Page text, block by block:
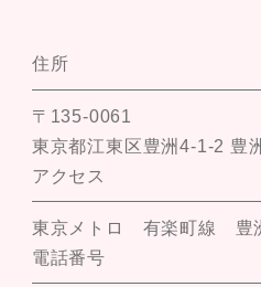
住所
〒135-0061
東京都江東区豊洲4-1-2 豊
アクセス
東京メトロ 有楽町線 豊
電話番号